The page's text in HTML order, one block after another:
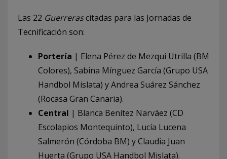
Las 22 Guerrerascitadas para las Jornadas de
Tecnificación son:
Portería | Elena Pérez de Mezqui Utrilla (BM
Colores), Sabina Mínguez García (Grupo USA
Handbol Mislata) y Andrea Suárez Sánchez
(Rocasa Gran Canaria).
Central | Blanca Benítez Narváez (CD
Escolapios Montequinto), Lucía Lucena
Salmerón (Córdoba BM) y Claudia Juan
Huerta (Grupo USA Handbol Mislata).